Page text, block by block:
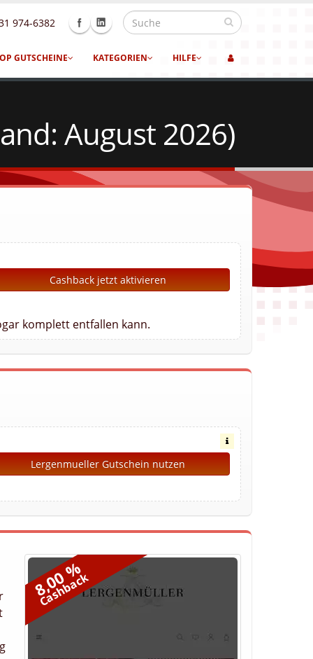
974-6382
GUTSCHEINE KATEGORIEN HILFE
August 2026)
Cashback jetzt aktivieren
komplett entfallen kann.
Lergenmueller Gutschein nutzen
8,00 %
Cashback